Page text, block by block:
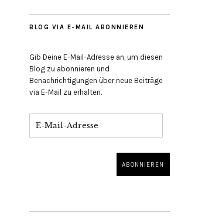
BLOG VIA E-MAIL ABONNIEREN
Gib Deine E-Mail-Adresse an, um diesen
Blog zu abonnieren und
Benachrichtigungen über neue Beiträge
via E-Mail zu erhalten.